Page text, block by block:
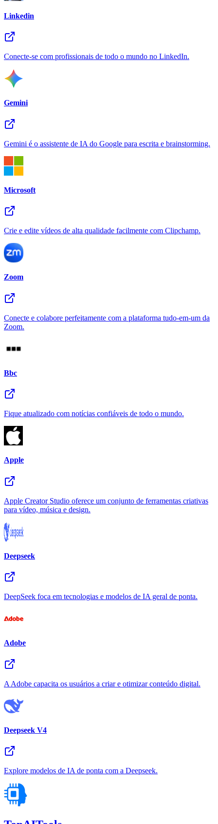
Linkedin
Conecte-se com profissionais de todo o mundo no LinkedIn.
Gemini
Gemini é o assistente de IA do Google para escrita e brainstorming.
Microsoft
Crie e edite vídeos de alta qualidade facilmente com Clipchamp.
Zoom
Conecte e colabore perfeitamente com a plataforma tudo-em-um da
Zoom.
Bbc
Fique atualizado com notícias confiáveis de todo o mundo.
Apple
Apple Creator Studio oferece um conjunto de ferramentas criativas
para vídeo, música e design.
Deepseek
DeepSeek foca em tecnologias e modelos de IA geral de ponta.
Adobe
A Adobe capacita os usuários a criar e otimizar conteúdo digital.
Deepseek V4
Explore modelos de IA de ponta com a Deepseek.